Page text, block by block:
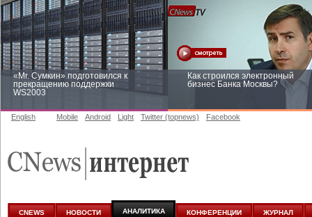
«Mr. Сумкин» подготовился к
прекращению поддержки
WS2003
Как строился электронный
бизнес Банка Москвы?
аналитике
English Mobile Android Light Twitter (topnews) Facebook
CNEWS НОВОСТИ АНАЛИТИКА КОНФЕРЕНЦИИ ЖУРНАЛ